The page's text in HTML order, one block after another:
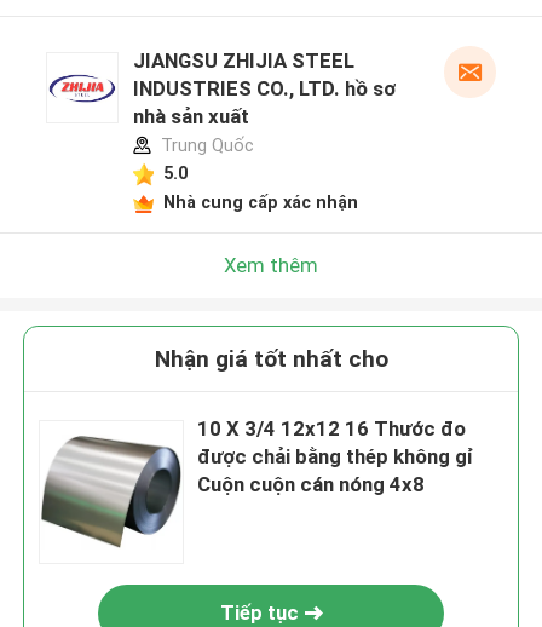
JIANGSU ZHIJIA STEEL
INDUSTRIES CO., LTD. hồ sơ
nhà sản xuất
Trung Quốc
5.0
Nhà cung cấp xác nhận
Xem thêm
Nhận giá tốt nhất cho
10 X 3/4 12x12 16 Thước đo
được chải bằng thép không gỉ
Cuộn cuộn cán nóng 4x8
Tiếp tục